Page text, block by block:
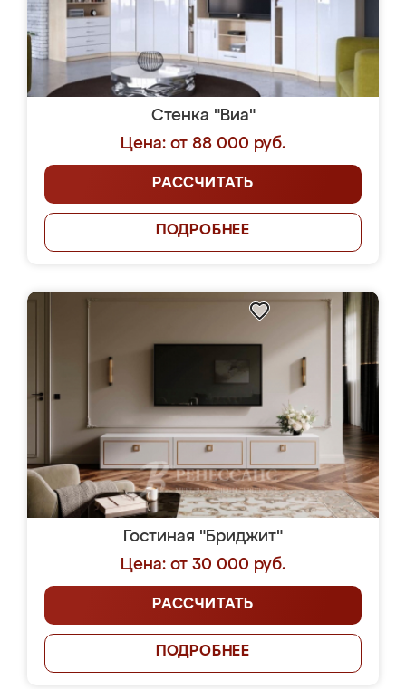
Стенка "Виа"
Цена: от 88 000 руб.
РАССЧИТАТЬ
ПОДРОБНЕЕ
Гостиная "Бриджит"
Цена: от 30 000 руб.
РАССЧИТАТЬ
ПОДРОБНЕЕ